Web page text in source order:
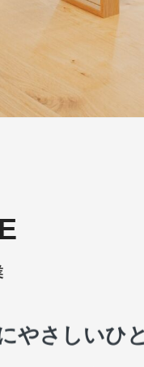
やさしいひ